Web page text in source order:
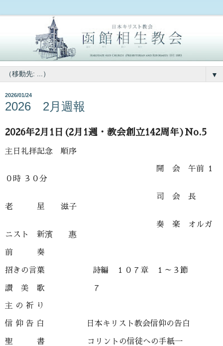
▼
2026/01/24
2026 2月週報
2026年2月1日(2月1週・教会創立142周年)No.5
主日礼拝記念 順序
開 会 午前 １
０時 ３０分
司 会 長
老 星 滋子
奏 楽 オルガ
ニスト 新濱 惠
前 奏
招きの言葉 詩編 １０７章 １～３節
讃 美 歌 ７
主 の 祈 り
信 仰 告 白 日本キリスト教会信仰の告白
聖 書 コリントの信徒への手紙一